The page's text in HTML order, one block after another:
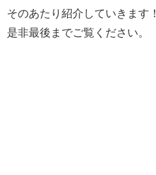
そのあたり紹介していきます！
是非最後までご覧ください。